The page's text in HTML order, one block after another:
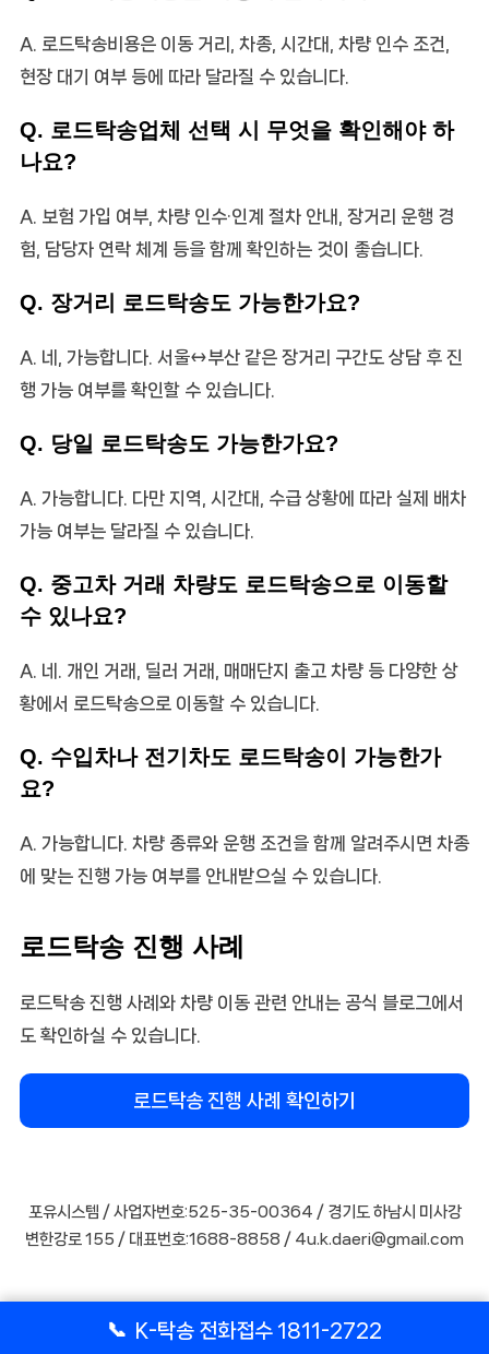
A. 로드탁송비용은 이동 거리, 차종, 시간대, 차량 인수 조건,
현장 대기 여부 등에 따라 달라질 수 있습니다.
Q. 로드탁송업체 선택 시 무엇을 확인해야 하
나요?
A. 보험 가입 여부, 차량 인수·인계 절차 안내, 장거리 운행 경
험, 담당자 연락 체계 등을 함께 확인하는 것이 좋습니다.
Q. 장거리 로드탁송도 가능한가요?
A. 네, 가능합니다. 서울↔부산 같은 장거리 구간도 상담 후 진
행 가능 여부를 확인할 수 있습니다.
Q. 당일 로드탁송도 가능한가요?
A. 가능합니다. 다만 지역, 시간대, 수급 상황에 따라 실제 배차
가능 여부는 달라질 수 있습니다.
Q. 중고차 거래 차량도 로드탁송으로 이동할
수 있나요?
A. 네. 개인 거래, 딜러 거래, 매매단지 출고 차량 등 다양한 상
황에서 로드탁송으로 이동할 수 있습니다.
Q. 수입차나 전기차도 로드탁송이 가능한가
요?
A. 가능합니다. 차량 종류와 운행 조건을 함께 알려주시면 차종
에 맞는 진행 가능 여부를 안내받으실 수 있습니다.
로드탁송 진행 사례
로드탁송 진행 사례와 차량 이동 관련 안내는 공식 블로그에서
도 확인하실 수 있습니다.
로드탁송 진행 사례 확인하기
포유시스템 / 사업자번호:525-35-00364 / 경기도 하남시 미사강
변한강로 155 / 대표번호:1688-8858 / 4u.k.daeri@gmail.com
📞 K-탁송 전화접수 1811-2722